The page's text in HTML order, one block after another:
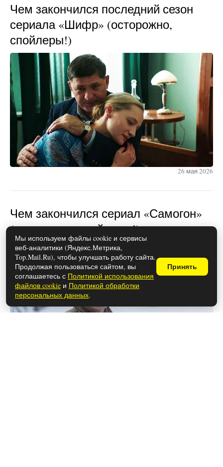
Чем закончился последний сезон
сериала «Шифр» (осторожно,
спойлеры!)
26 мая 2026
Чем закончился сериал «Самогон»
(осторожно, спойлеры!)
Мы используем файлы cookie и сервисы
веб-аналитики (Яндекс.Метрика,
Top.Mail.Ru), чтобы улучшать работу сайта.
Продолжая пользоваться сайтом, вы
соглашаетесь с Политикой использования
файлов cookie и Политикой обработки
персональных данных.
Принять